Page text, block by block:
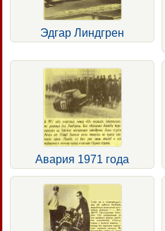
Эдгар Линдгрен
Авария 1971 года